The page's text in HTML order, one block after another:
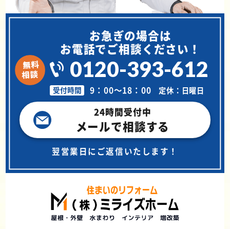
お急ぎの場合は
お電話でご相談ください！
0120-393-612
受付時間 9：00～18：00 定休：日曜日
24時間受付中
メールで相談する
翌営業日にご返信いたします！